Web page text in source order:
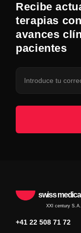
Recibe
terapias
avances
pacientes
swiss medica
XXI century S.A.
+41 22 508 71 72